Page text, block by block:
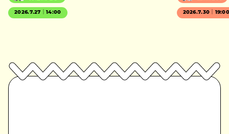
2026.7.27｜14:00 2026.7.30｜